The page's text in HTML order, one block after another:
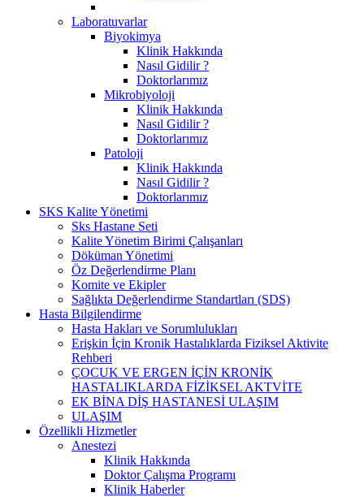
Laboratuvarlar
Biyokimya
Klinik Hakkında
Nasıl Gidilir ?
Doktorlarımız
Mikrobiyoloji
Klinik Hakkında
Nasıl Gidilir ?
Doktorlarımız
Patoloji
Klinik Hakkında
Nasıl Gidilir ?
Doktorlarımız
SKS Kalite Yönetimi
Sks Hastane Seti
Kalite Yönetim Birimi Çalışanları
Döküman Yönetimi
Öz Değerlendirme Planı
Komite ve Ekipler
Sağlıkta Değerlendirme Standartları (SDS)
Hasta Bilgilendirme
Hasta Hakları ve Sorumlulukları
Erişkin İçin Kronik Hastalıklarda Fiziksel Aktivite
Rehberi
ÇOCUK VE ERGEN İÇİN KRONİK
HASTALIKLARDA FİZİKSEL AKTVİTE
EK BİNA DİŞ HASTANESİ ULAŞIM
ULAŞIM
Özellikli Hizmetler
Anestezi
Klinik Hakkında
Doktor Çalışma Programı
Klinik Haberler